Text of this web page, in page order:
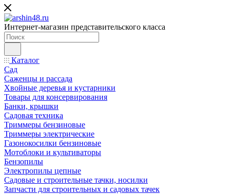
Интернет-магазин представительского класса
Каталог
Сад
Саженцы и рассада
Хвойные деревья и кустарники
Товары для консервирования
Банки, крышки
Садовая техника
Триммеры бензиновые
Триммеры электрические
Газонокосилки бензиновые
Мотоблоки и культиваторы
Бензопилы
Электропилы цепные
Садовые и строительные тачки, носилки
Запчасти для строительных и садовых тачек